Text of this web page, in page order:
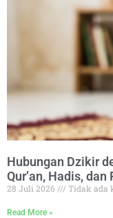
Hubungan Dzikir
Qur’an, Hadis,
28 Juli 2026 Tidak ada
Read More »